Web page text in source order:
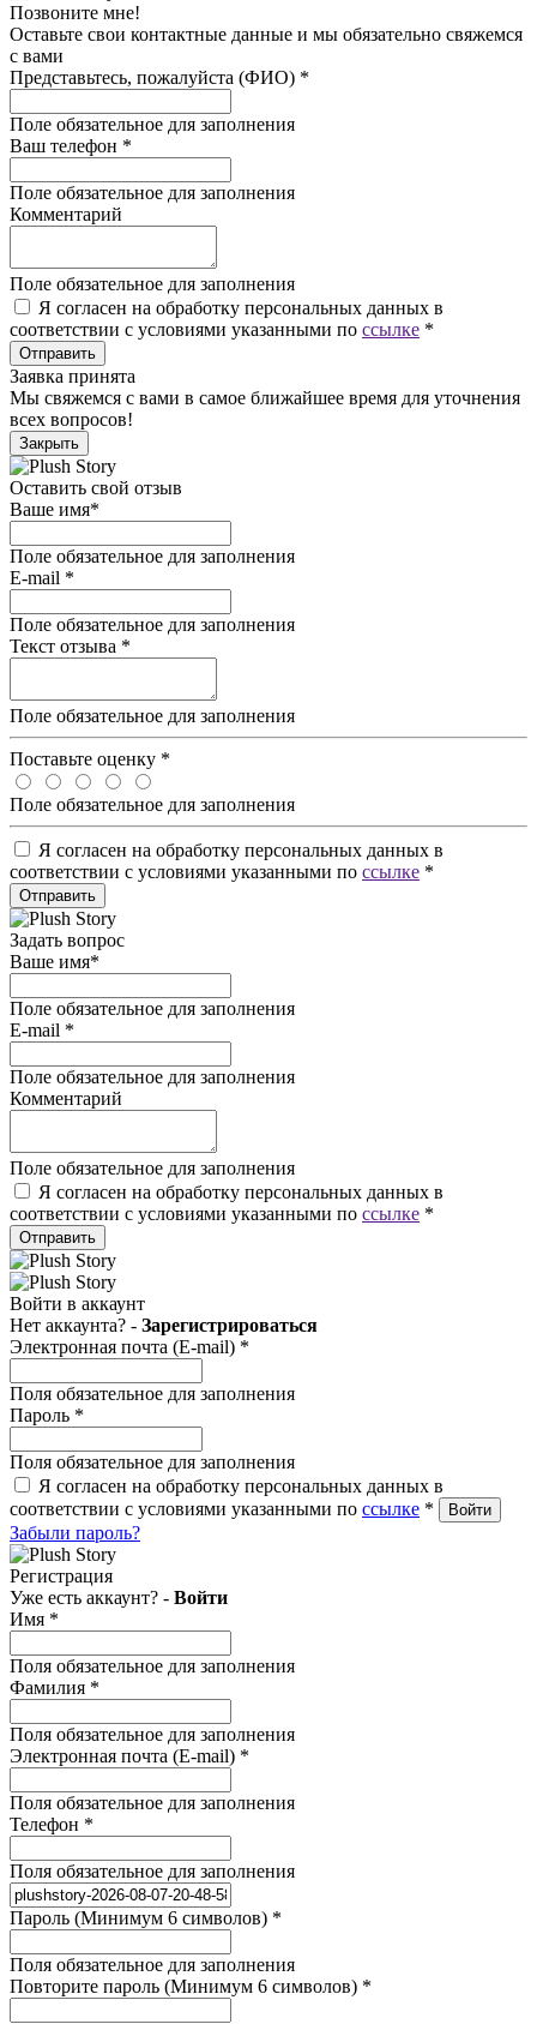
Позвоните мне!
Оставьте свои контактные данные и мы обязательно свяжемся
с вами
Представьтесь, пожалуйста (ФИО) *
Поле обязательное для заполнения
Ваш телефон *
Поле обязательное для заполнения
Комментарий
Поле обязательное для заполнения
Я согласен на обработку персональных данных в
соответствии с условиями указанными по ссылке *
Отправить
Заявка принята
Мы свяжемся с вами в самое ближайшее время для уточнения
всех вопросов!
Закрыть
Оставить свой отзыв
Ваше имя*
Поле обязательное для заполнения
E-mail *
Поле обязательное для заполнения
Текст отзыва *
Поле обязательное для заполнения
Поставьте оценку *
Поле обязательное для заполнения
Я согласен на обработку персональных данных в
соответствии с условиями указанными по ссылке *
Отправить
Задать вопрос
Ваше имя*
Поле обязательное для заполнения
E-mail *
Поле обязательное для заполнения
Комментарий
Поле обязательное для заполнения
Я согласен на обработку персональных данных в
соответствии с условиями указанными по ссылке *
Отправить
Войти в аккаунт
Нет аккаунта? - Зарегистрироваться
Электронная почта (E-mail) *
Поля обязательное для заполнения
Пароль *
Поля обязательное для заполнения
Я согласен на обработку персональных данных в
соответствии с условиями указанными по ссылке *
Забыли пароль?
Регистрация
Уже есть аккаунт? - Войти
Имя *
Поля обязательное для заполнения
Фамилия *
Поля обязательное для заполнения
Электронная почта (E-mail) *
Поля обязательное для заполнения
Телефон *
Поля обязательное для заполнения
Пароль (Минимум 6 символов) *
Поля обязательное для заполнения
Повторите пароль (Минимум 6 символов) *